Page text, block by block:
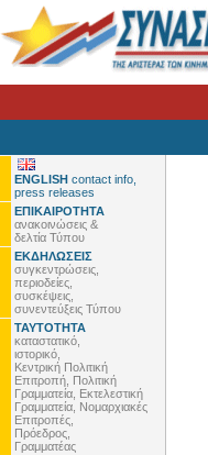
ENGLISH contact info,
press releases
ΕΠΙΚΑΙΡΟΤΗΤΑ
ανακοινώσεις &
δελτία Τύπου
ΕΚΔΗΛΩΣΕΙΣ
συγκεντρώσεις,
περιοδείες,
συσκέψεις,
συνεντεύξεις Τύπου
ΤΑΥΤΟΤΗΤΑ
καταστατικό,
ιστορικό,
Κεντρική Πολιτική
Επιτροπή, Πολιτική
Γραμματεία, Εκτελεστική
Γραμματεία, Νομαρχιακές
Επιτροπές,
Πρόεδρος,
Γραμματέας